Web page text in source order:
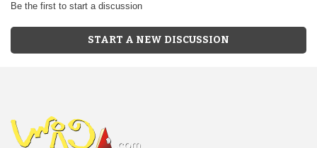
Be the first to start a discussion
START A NEW DISCUSSION